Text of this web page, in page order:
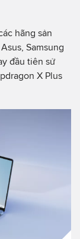
hãng sản
Samsung
đầu tiên sử
X Plus